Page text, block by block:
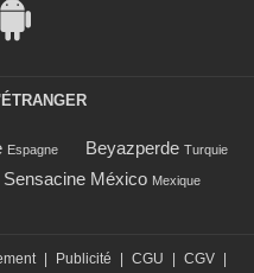
Espagne Beyazperde Turquie
Sensacine México Mexique
Publicité CGU CGV